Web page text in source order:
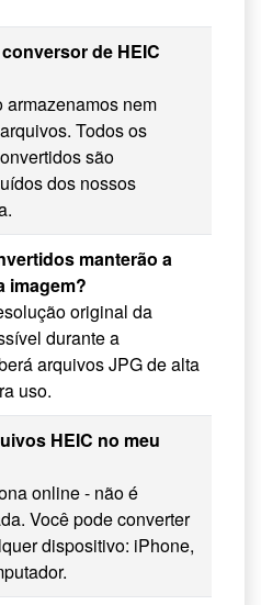
de HEIC
armazenamos nem
Todos os
são
dos nossos
manterão a
imagem?
original da
durante a
arquivos JPG de alta
uso.
HEIC no meu
online - não é
Você pode converter
dispositivo: iPhone,